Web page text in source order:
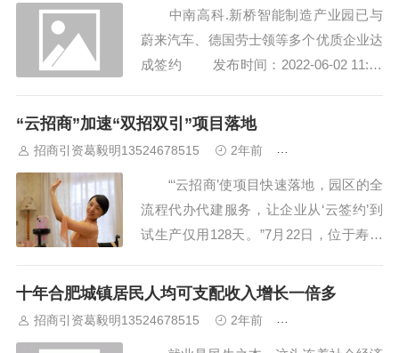
点，是名...
中南高科.新桥智能制造产业园已与
蔚来汽车、德国劳士领等多个优质企业达
成签约 发布时间：2022-06-02 11:16
织的蔚来汽车供应链园区谋划对接会议成
“云招商”加速“双招双引”项目落地
招商引资葛毅明13524678515 2年前
“‘云招商’使项目快速落地，园区的全
流程代办代建服务，让企业从‘云签约’到
试生产仅用128天。”7月22日，位于寿县
司负责人钱力向记者介绍。 作为合
十年合肥城镇居民人均可支配收入增长一倍多
招商引资葛毅明13524678515 2年前